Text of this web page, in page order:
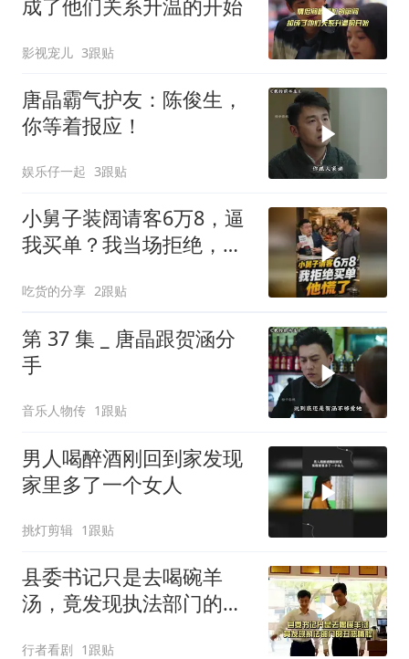
成了他们关系升温的开始
影视宠儿 3跟贴
唐晶霸气护友：陈俊生，
你等着报应！
娱乐仔一起 3跟贴
小舅子装阔请客6万8，逼
我买单？我当场拒绝，他
吃货的分享 2跟贴
第 37 集 _ 唐晶跟贺涵分
手
音乐人物传 1跟贴
男人喝醉酒刚回到家发现
家里多了一个女人
挑灯剪辑 1跟贴
县委书记只是去喝碗羊
汤，竟发现执法部门的丑
行者看剧 1跟贴